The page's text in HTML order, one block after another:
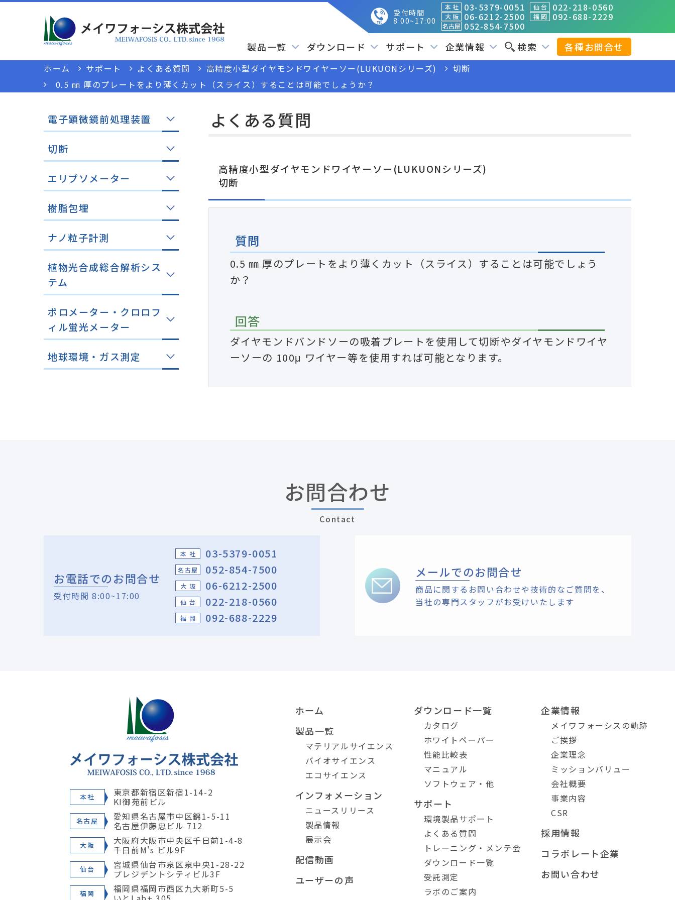
受付時間
8:00~17:00
本 社 03-5379-0051 仙 台 022-218-0560
大 阪 06-6212-2500 福 岡 092-688-2229
名古屋 052-854-7500
製品一覧 ダウンロード サポート 企業情報 検索 各種お問合せ
ホーム サポート よくある質問 高精度小型ダイヤモンドワイヤーソー(LUKUONシリーズ)
切断
0.5 ㎜ 厚のプレートをより薄くカット（スライス）することは可能でしょうか？
電子顕微鏡前処理装置
切断
エリプソメーター
樹脂包埋
ナノ粒子計測
植物光合成総合解析シス
テム
ポロメーター・クロロフ
ィル蛍光メーター
地球環境・ガス測定
よくある質問
高精度小型ダイヤモンドワイヤーソー(LUKUONシリーズ)
切断
質問
0.5 ㎜ 厚のプレートをより薄くカット（スライス）することは可能でしょう
か？
回答
ダイヤモンドバンドソーの吸着プレートを使⽤して切断やダイヤモンドワイヤ
ーソーの 100μ ワイヤー等を使⽤すれば可能となります。
お問合わせ
Contact
お電話でのお問合せ
受付時間 8:00~17:00
本 社 03-5379-0051
名古屋 052-854-7500
大 阪 06-6212-2500
仙 台 022-218-0560
福 岡 092-688-2229
メールでのお問合せ
商品に関するお問い合わせや技術的なご質問を、
当社の専門スタッフがお受けいたします
本社 東京都新宿区新宿1-14-2
KI御苑前ビル
名古屋 愛知県名古屋市中区錦1-5-11
名古屋伊藤忠ビル 712
大阪 大阪府大阪市中央区千日前1-4-8
千日前M's ビル9F
仙台 宮城県仙台市泉区泉中央1-28-22
プレジデントシティビル3F
福岡 福岡県福岡市西区九大新町5-5
ホーム
製品一覧
マテリアルサイエンス
バイオサイエンス
エコサイエンス
インフォメーション
ニュースリリース
製品情報
展示会
配信動画
ユーザーの声
ダウンロード一覧
カタログ
ホワイトペーパー
性能比較表
マニュアル
ソフトウェア・他
サポート
環境製品サポート
よくある質問
トレーニング・メンテ会
ダウンロード一覧
受託測定
ラボのご案内
企業情報
メイワフォーシスの軌跡
ご挨拶
企業理念
ミッションバリュー
会社概要
事業内容
CSR
採用情報
コラボレート企業
お問い合わせ